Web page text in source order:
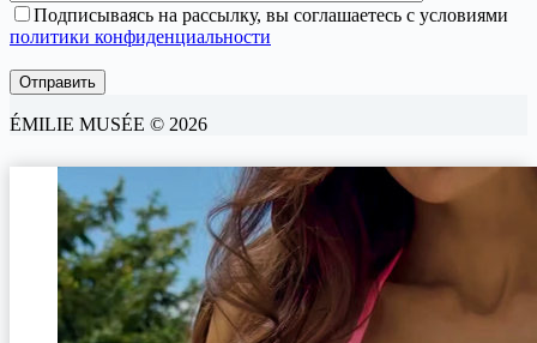
Подписываясь на рассылку, вы соглашаетесь с условиями
политики конфиденциальности
ÉMILIE MUSÉE © 2026